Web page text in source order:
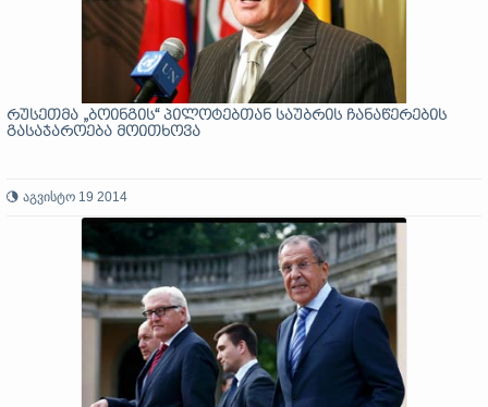
რუსეთმა „ბოინგის“ პილოტებთან საუბრის ჩანაწერების
გასაჯაროება მოითხოვა
აგვისტო 19 2014